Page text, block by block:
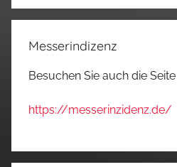
Messerindizenz
Besuchen Sie auch die Seite
https://messerinzidenz.de/